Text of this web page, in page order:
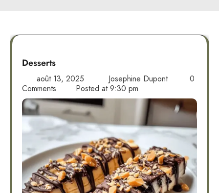
Desserts
août 13, 2025 Josephine Dupont
0
Comments
Posted at9:30 pm